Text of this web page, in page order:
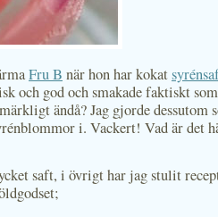
Fru B när hon har kokat
och god och smakade faktiskt
ändå? Jag gjorde dessutom
i. Vackert! Vad är det
saft, i övrigt har jag stulit